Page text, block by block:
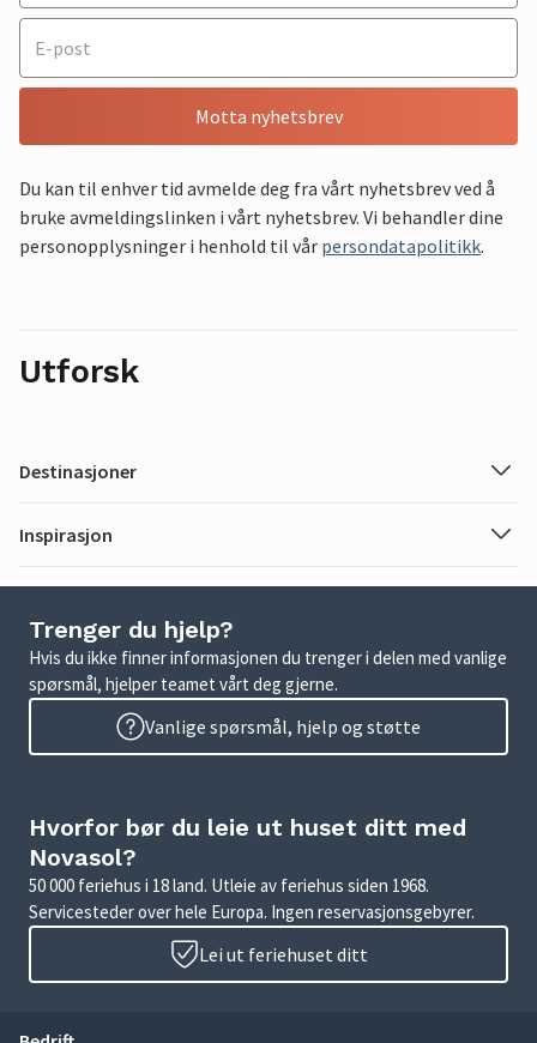
Motta nyhetsbrev
Du kan til enhver tid avmelde deg fra vårt nyhetsbrev ved å
bruke avmeldingslinken i vårt nyhetsbrev. Vi behandler dine
personopplysninger i henhold til vår persondatapolitikk.
Utforsk
Destinasjoner
Inspirasjon
Trenger du hjelp?
Hvis du ikke finner informasjonen du trenger i delen med vanlige
spørsmål, hjelper teamet vårt deg gjerne.
Vanlige spørsmål, hjelp og støtte
Hvorfor bør du leie ut huset ditt med
Novasol?
50 000 feriehus i 18 land. Utleie av feriehus siden 1968.
Servicesteder over hele Europa. Ingen reservasjonsgebyrer.
Lei ut feriehuset ditt